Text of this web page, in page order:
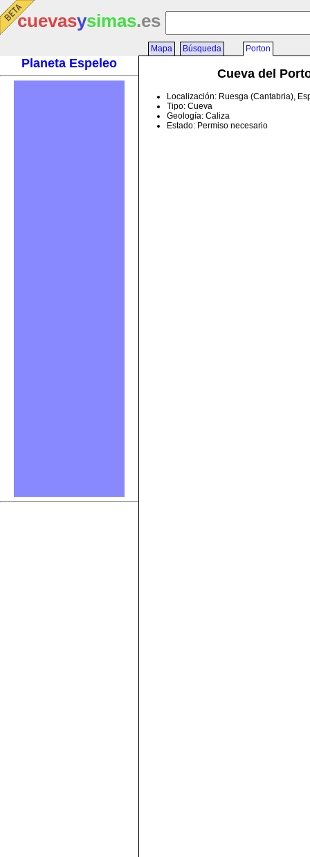
cuevasysimas.es
Planeta Espeleo
Mapa Búsqueda Porton
Cueva del
Localización: Ruesga (Cantabria),
Tipo: Cueva
Geología: Caliza
Estado: Permiso necesario